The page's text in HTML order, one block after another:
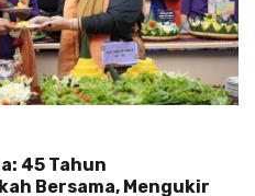
45 Tahun
Bersama, Mengukir